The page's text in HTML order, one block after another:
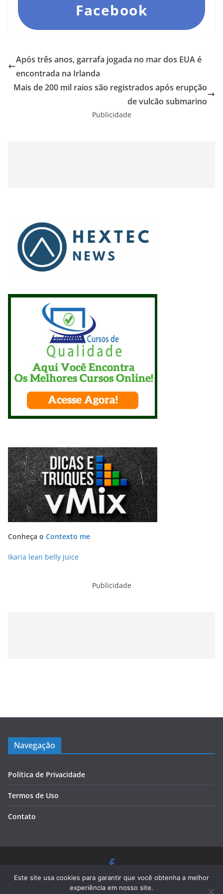
Facebook
Após três anos, garrafa jogada no mar dos EUA é
encontrada na Irlanda
Mais de 200 mil raios são registrados após erupção
de vulcão submarino
Publicidade
Conheça o Contexto me
Ikaria lean belly juice
Publicidade
Navegação
Política de Privacidade
Termos de Uso
Contato
Copyright © 2026 Blog Cursos de Qualidade. Todos os
direitos reservados.
Este site usa cookies para garantir que você obtenha a melhor
experiência em nosso site.